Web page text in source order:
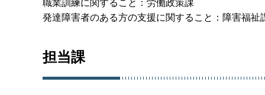
職業訓練に関すること：労働政策課
発達障害者のある方の支援に関すること：障害福祉
担当課